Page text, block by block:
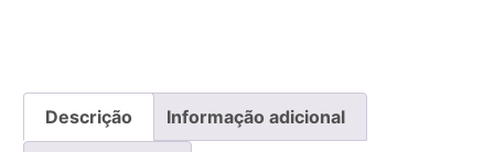
Descrição Informação adicional